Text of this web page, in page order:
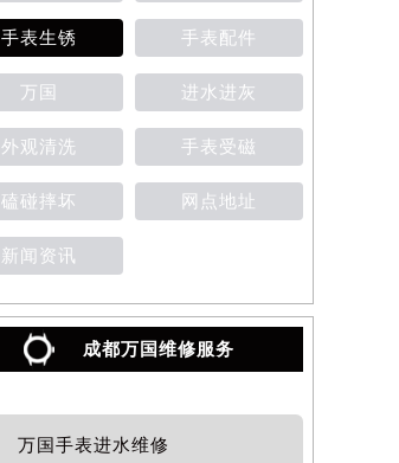
手表生锈 手表配件
万国 进水进灰
外观清洗 手表受磁
磕碰摔坏 网点地址
新闻资讯
成都万国维修服务
万国手表进水维修